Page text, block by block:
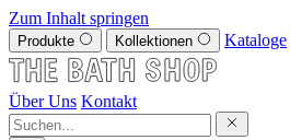
Zum Inhalt springen
Produkte Kollektionen Kataloge
Über Uns Kontakt